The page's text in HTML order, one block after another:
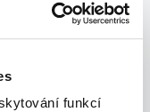
funkcí